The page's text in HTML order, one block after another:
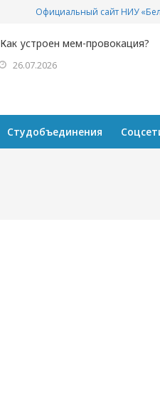
Официальный сайт НИУ
Как устроен мем-провокация?
26.07.2026
Студобъединения